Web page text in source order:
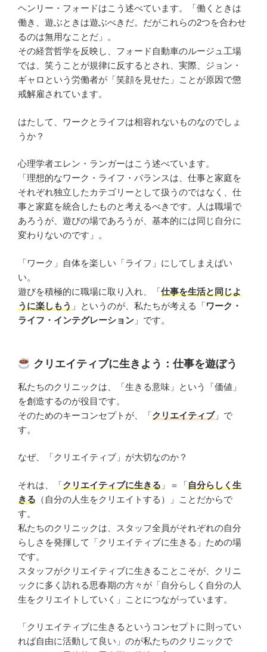
ヘンリー・フォードはこう述べています。「働くときは
働き、遊ぶときは遊ぶべきだ。だがこれらの2つを合わせ
るのは無用なことだ」。
その経営哲学を反映し、フォード自動車のルージュ工場
では、笑うことが規律に反するとされ、実際、ジョン・
ギャロという労働者が「笑顔を見せた」ことが原因で懲
戒解雇されています。
はたして、ワークとライフは相容れないものなのでしょ
うか？
心理学者エレン・ランガーはこう述べています。
「理想的なワーク・ライフ・バランスは、仕事と家庭を
それぞれ独立したカテゴリーとして扱うのではなく、仕
事と家庭を統合したものと考えるべきです。人は職場で
あろうが、遊びの場であろうが、基本的には同じ自分に
変わりないのです」。
「ワーク」自体を楽しい「ライフ」にしてしまえばい
い。
遊びを積極的に職場に取り入れ、「仕事を生活と同じよ
うに楽しもう 」というのが、私たちが考える「ワーク・
ライフ・インテグレーション 」です。
クリエイティブに生きよう：仕事を遊ぼう
私たちのクリニックは、「生きる意味」という「価値」
を創造するのが役目です。
そのためのキーコンセプトが、「クリエイティブ」で
す。
なぜ、「クリエイティブ」が大切なのか？
それは、「クリエイティブに生きる 」＝「自分らしく生
きる （自分の人生をクリエイトする）」ことだからで
す。
私たちのクリニックは、スタッフ全員がそれぞれの自分
らしさを発揮して「クリエイティブに生きる」ための場
です。
スタッフがクリエイティブに生きることこそが、クリニ
ックに多く訪れる思春期の方々が「自分らしく自分の人
生をクリエイトしていく」ことにつながっています。
「クリエイティブに生きるというコンセプトに則ってい
れば自由に活動して良い」のが私たちのクリニックで